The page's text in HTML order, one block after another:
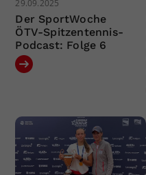
29.09.2025
Der SportWoche
ÖTV-Spitzentennis-
Podcast: Folge 6